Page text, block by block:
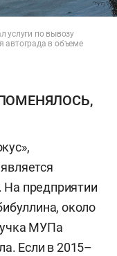
услуги по вывозу
автограда в объеме
предприятии
около
МУПа
Если в 2015–